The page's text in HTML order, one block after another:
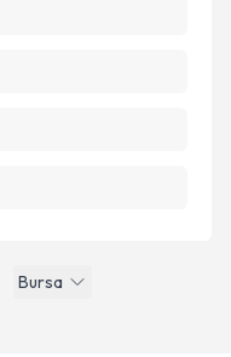
Bursa